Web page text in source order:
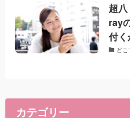
超
ray
付
どこ
カテゴリー